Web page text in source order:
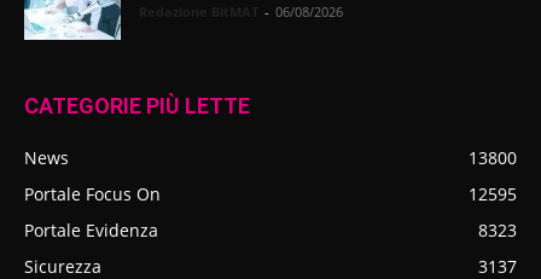
- 06/08/2026
CATEGORIE PIÙ LETTE
News
13800
Portale Focus On
12595
Portale Evidenza
8323
Sicurezza
3137